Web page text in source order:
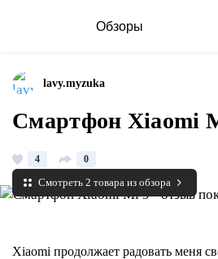
Обзоры
lavy.myzuka
Смартфон Xiaomi
4 0
Смотреть 2 товара из обзора
Xiaomi продолжает радовать меня